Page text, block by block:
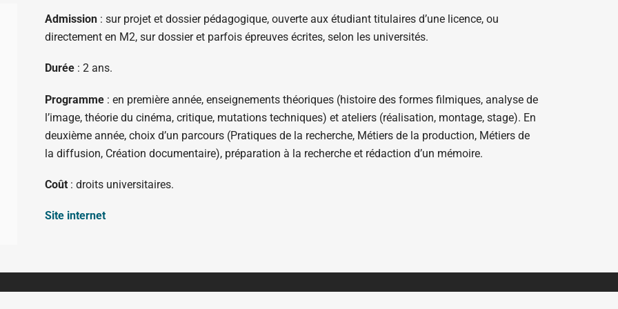
Admission: sur projet et dossier pédagogique, ouverte aux étudiant titulaires d’une licence, ou
directement en M2, sur dossier et parfois épreuves écrites, selon les universités.
Durée: 2 ans.
Programme: en première année, enseignements théoriques (histoire des formes filmiques, analyse de
l’image, théorie du cinéma, critique, mutations techniques) et ateliers (réalisation, montage, stage). En
deuxième année, choix d’un parcours (Pratiques de la recherche, Métiers de la production, Métiers de
la diffusion, Création documentaire), préparation à la recherche et rédaction d’un mémoire.
Coût: droits universitaires.
Site internet